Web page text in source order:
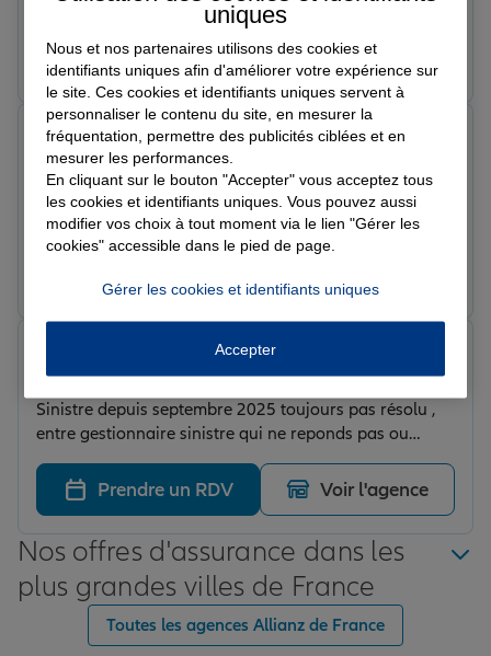
vraiment le temps d’expliquer les garanties de manière
claire. J’ai particulièrement apprécié qu’ils cherchent
avant tout à comprendre mes besoins afin de me
proposer une offre adaptée, sans chercher à vendre à
tout prix. L’accompagnement a été excellent du début à
la fin, avec beaucoup de professionnalisme et de
disponibilité. Je recommande sans hésiter !
Prendre un RDV Voir l'agence
Le 25/06/2026 - Agence BARBEZIEUX
Excellents conseils de la part de Maëva. C’est très
professionnel ET convivial, avec une écoute attentive
du client.
Pierre-Olivier B.
Sinistre depuis septembre 2025 toujours pas résolu ,
entre gestionnaire sinistre qui ne reponds pas ou
allianz travaux qui botte en touche et nous renvoi en
agence Chloe est au top et essaye de trouver des
solutions , moi qui étais venu pour clore le sinistre car
trop long ( 9 mois ) Donc rien ne vaut un déplacement
en agence, où on peut plus facilement discuter des
soucis plutôt que de traiter par mail, à force, on perd le
fil M gros
Prendre un RDV Voir l'agence
Nos offres d'assurance dans les
plus grandes villes de France
Toutes les agences Allianz de France
uniques
Nous et nos partenaires utilisons des cookies et
identifiants uniques afin d'améliorer votre expérience sur
le site. Ces cookies et identifiants uniques servent à
personnaliser le contenu du site, en mesurer la
fréquentation, permettre des publicités ciblées et en
mesurer les performances.
En cliquant sur le bouton "Accepter" vous acceptez tous
les cookies et identifiants uniques. Vous pouvez aussi
modifier vos choix à tout moment via le lien "Gérer les
cookies" accessible dans le pied de page.
Gérer les cookies et identifiants uniques
Accepter